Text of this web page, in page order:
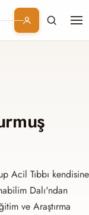
Acil Tıbbı kendisine
Dalı'ndan
ve Araştırma